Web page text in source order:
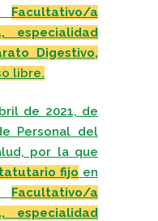
Facultativo/a
especialidad
Digestivo,
libre.
de 2021, de
Personal del
por la que
fijo en
Facultativo/a
especialidad